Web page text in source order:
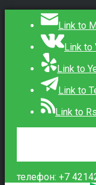
Link to
Link to
Link to
Link to
Link to
телефон: +7